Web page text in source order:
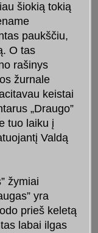
šiokią tokią
paukščiu,
O tas
rašinys
žurnale
keistai
„Draugo”
tuo laiku į
Valdą
žymiai
yra
prieš keletą
labai ilgas